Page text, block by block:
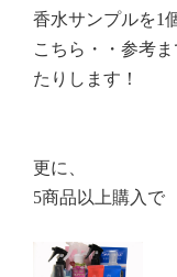
香水サンプルを1
こちら・・参考
たりします！
更に、
5商品以上購入で